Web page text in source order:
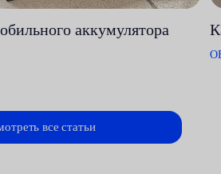
аккумулятора
все статьи